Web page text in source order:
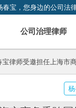
宝，您身边的公司法
公司治理律师
宝律师受邀担任上海市